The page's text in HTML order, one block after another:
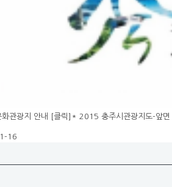
화관광지 안내 [클릭]* 2015 충주시관광지도-앞
16